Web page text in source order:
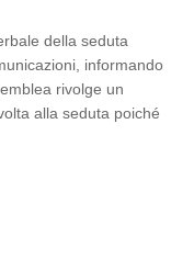
della seduta
informando
rivolge un
alla seduta poiché